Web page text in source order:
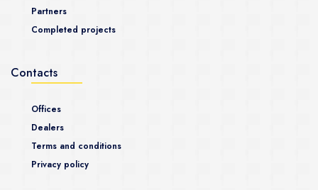
Partners
Completed projects
Contacts
Offices
Dealers
Terms and conditions
Privacy policy